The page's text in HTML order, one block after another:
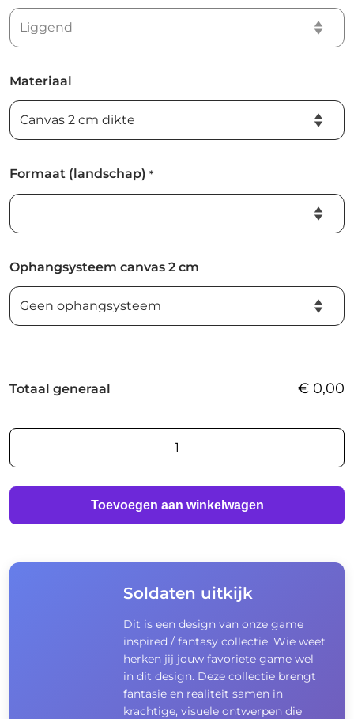
Materiaal
Formaat (landschap) *
Ophangsysteem canvas 2 cm
Totaal generaal € 0,00
Soldaten
uitkijk
Toevoegen aan winkelwagen
Soldaten uitkijk
Dit is een design van onze game
inspired / fantasy collectie. Wie weet
herken jij jouw favoriete game wel
in dit design. Deze collectie brengt
fantasie en realiteit samen in
krachtige, visuele ontwerpen die